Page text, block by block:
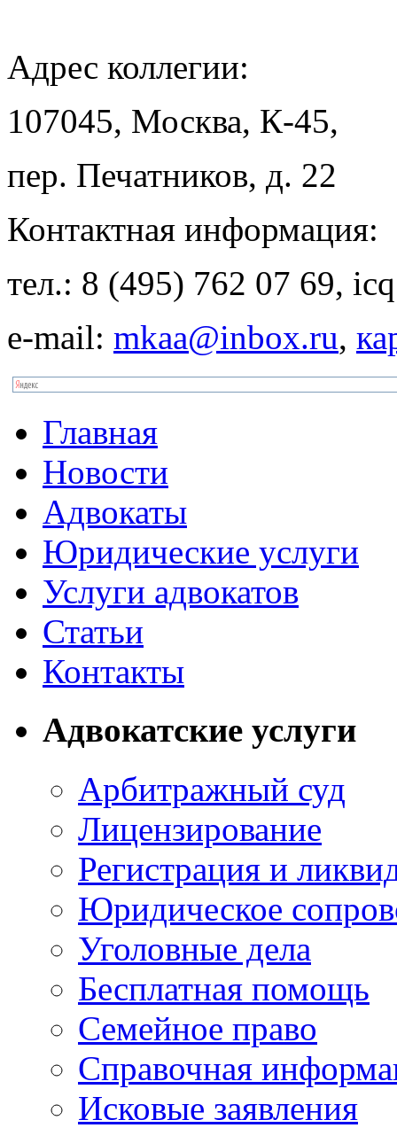
Адрес коллегии:
107045, Москва, К-45,
пер. Печатников, д. 22
Контактная информация:
тел.: 8 (495) 762 07 69,
e-mail: mkaa@inbox.ru,
Главная
Новости
Адвокаты
Юридические услуги
Услуги адвокатов
Статьи
Контакты
Адвокатские услуги
Арбитражный суд
Лицензирование
Регистрация и
Юридическое
Уголовные дела
Бесплатная помощь
Семейное право
Справочная
Исковые заявления